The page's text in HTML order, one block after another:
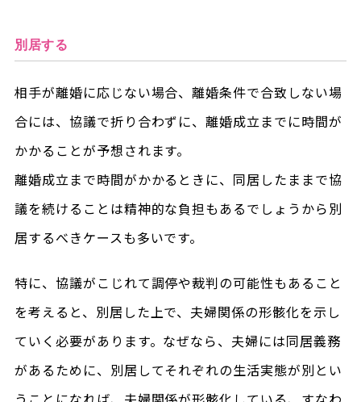
別居する
相手が離婚に応じない場合、離婚条件で合致しない場
合には、協議で折り合わずに、離婚成立までに時間が
かかることが予想されます。
離婚成立まで時間がかかるときに、同居したままで協
議を続けることは精神的な負担もあるでしょうから別
居するべきケースも多いです。
特に、協議がこじれて調停や裁判の可能性もあること
を考えると、別居した上で、夫婦関係の形骸化を示し
ていく必要があります。なぜなら、夫婦には同居義務
があるために、別居してそれぞれの生活実態が別とい